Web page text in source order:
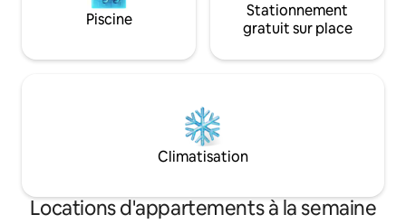
Piscine
Stationnement
gratuit sur place
Climatisation
Locations d'appartements à la semaine